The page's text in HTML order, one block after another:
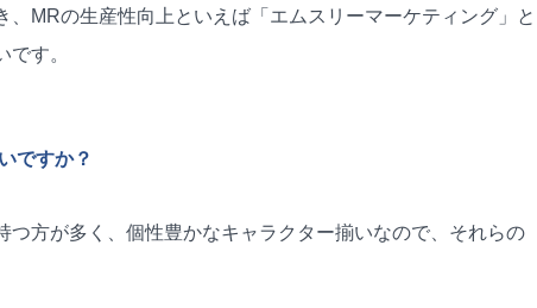
、MRの生産性向上といえば「エムスリーマーケティング」と
す。
ですか？
つ方が多く、個性豊かなキャラクター揃いなので、それらの